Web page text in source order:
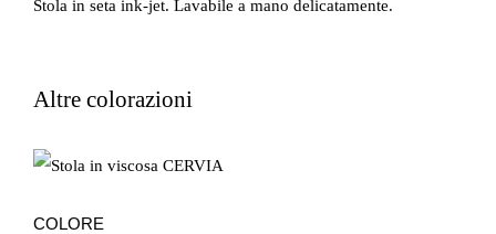
Stola in seta ink-jet. Lavabile a mano delicatamente.
Altre colorazioni
COLORE